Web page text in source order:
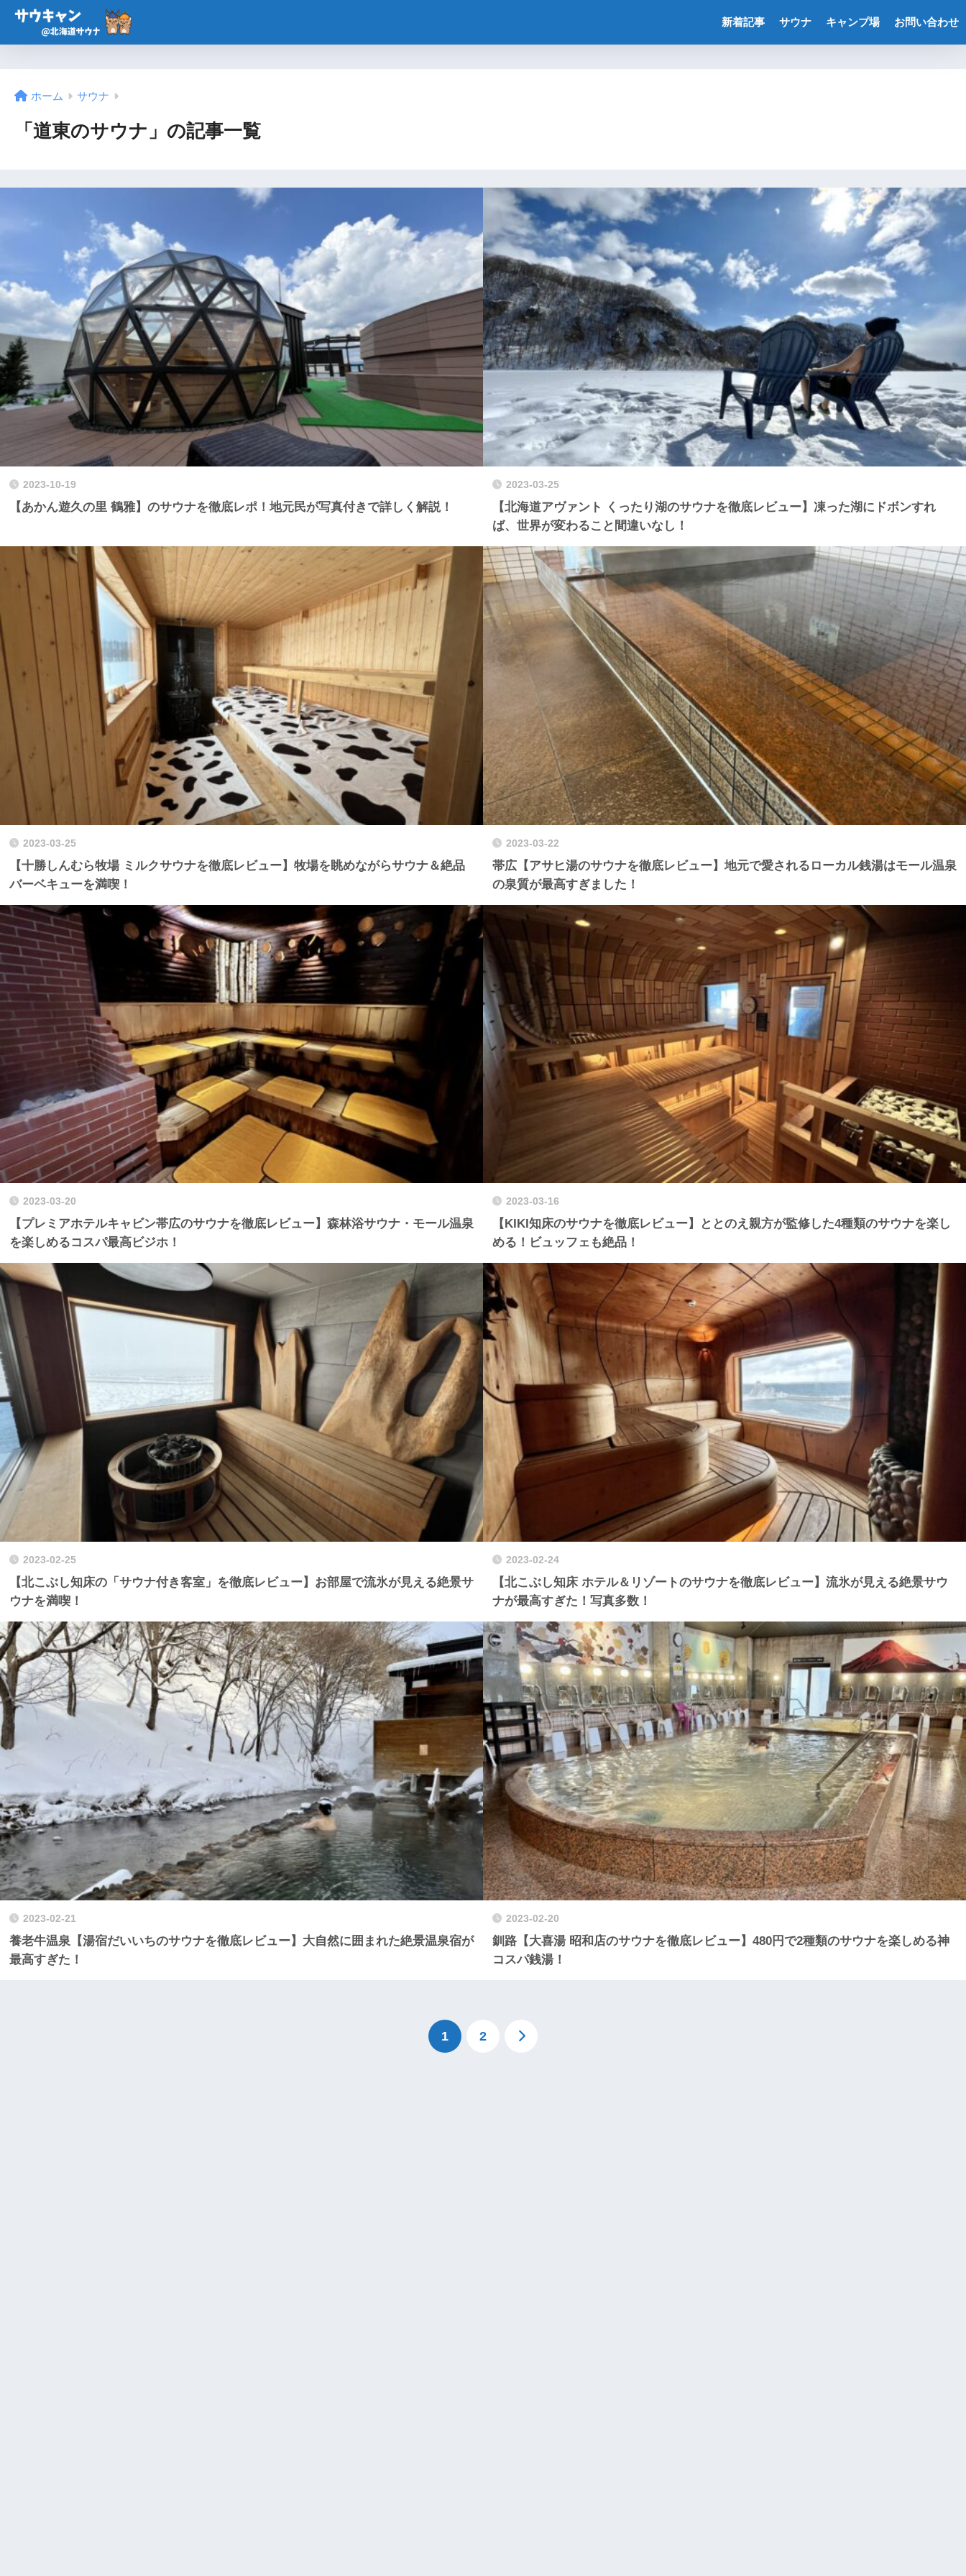
新着記事 サウナ キャンプ場 お問い合わせ
ホーム サウナ
「道東のサウナ」の記事一覧
2023-10-19
【あかん遊久の里 鶴雅】のサウナを徹底レポ！地元民が写真付きで詳しく解説！
2023-03-25
【北海道アヴァント くったり湖のサウナを徹底レビュー】凍った湖にドボンすれ
ば、世界が変わること間違いなし！
2023-03-25
【十勝しんむら牧場 ミルクサウナを徹底レビュー】牧場を眺めながらサウナ＆絶品
バーベキューを満喫！
2023-03-22
帯広【アサヒ湯のサウナを徹底レビュー】地元で愛されるローカル銭湯はモール温泉
の泉質が最高すぎました！
2023-03-20
【プレミアホテルキャビン帯広のサウナを徹底レビュー】森林浴サウナ・モール温泉
を楽しめるコスパ最高ビジホ！
2023-03-16
【KIKI知床のサウナを徹底レビュー】ととのえ親方が監修した4種類のサウナを楽し
める！ビュッフェも絶品！
2023-02-25
【北こぶし知床の「サウナ付き客室」を徹底レビュー】お部屋で流氷が見える絶景サ
ウナを満喫！
2023-02-24
【北こぶし知床 ホテル＆リゾートのサウナを徹底レビュー】流氷が見える絶景サウ
ナが最高すぎた！写真多数！
2023-02-21
養老牛温泉【湯宿だいいちのサウナを徹底レビュー】大自然に囲まれた絶景温泉宿が
最高すぎた！
2023-02-20
釧路【大喜湯 昭和店のサウナを徹底レビュー】480円で2種類のサウナを楽しめる神
コスパ銭湯！
1 2